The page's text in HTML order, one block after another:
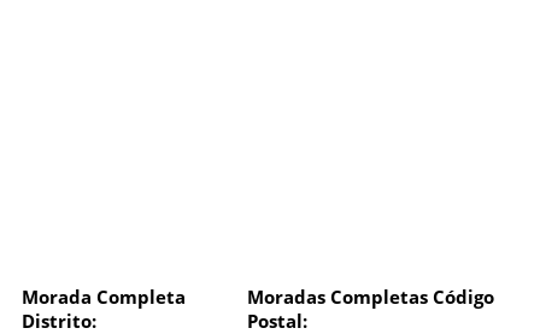
Morada Completa
Distrito:
Moradas Completas Código
Postal: